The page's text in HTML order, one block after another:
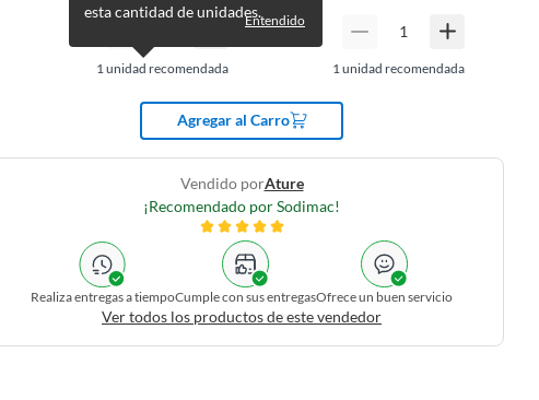
1 unidad recomendada
esta cantidad de unidades.Entendido
1 unidad recomendada
Agregar al Carro
Vendido porAture
¡Recomendado por Sodimac!
Realiza entregas a tiempoCumple con sus entregasOfrece un buen servicio
Ver todos los productos de este vendedor